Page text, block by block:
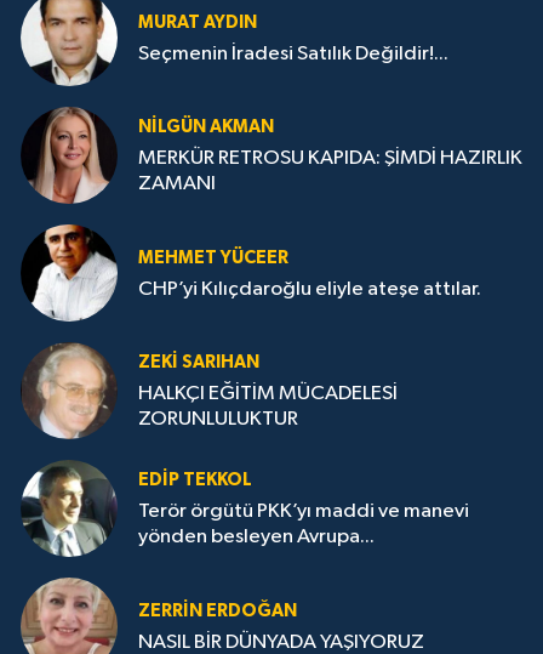
MURAT AYDIN
Seçmenin İradesi Satılık Değildir!...
NILGÜN AKMAN
MERKÜR RETROSU KAPIDA: ŞİMDİ HAZIRLIK
ZAMANI
MEHMET YÜCEER
CHP’yi Kılıçdaroğlu eliyle ateşe attılar.
ZEKI SARIHAN
HALKÇI EĞİTİM MÜCADELESİ
ZORUNLULUKTUR
EDIP TEKKOL
Terör örgütü PKK’yı maddi ve manevi
yönden besleyen Avrupa...
ZERRIN ERDOĞAN
NASIL BİR DÜNYADA YAŞIYORUZ